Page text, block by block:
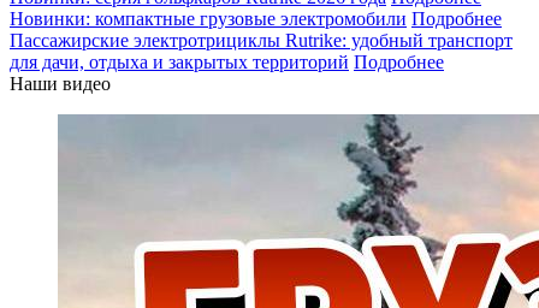
Новинки: компактные грузовые электромобили Подробнее
Пассажирские электротрициклы Rutrike: удобный транспорт
для дачи, отдыха и закрытых территорий Подробнее
Наши видео